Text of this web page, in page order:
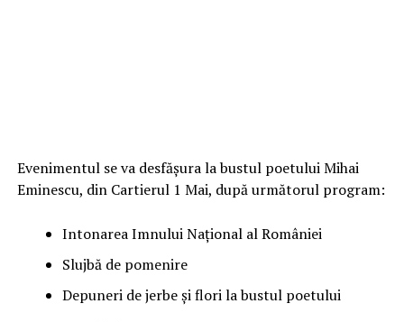
Evenimentul se va desfăşura la bustul poetului Mihai
Eminescu, din Cartierul 1 Mai, după următorul program:
Intonarea Imnului Naţional al României
Slujbă de pomenire
Depuneri de jerbe şi flori la bustul poetului